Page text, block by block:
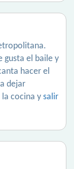
gusta el baile y
hacer el
dejar
cocina y salir